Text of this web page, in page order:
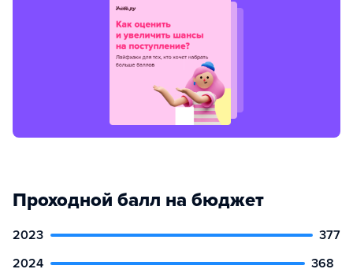
Проходной балл на бюджет
2023
377
2024
368